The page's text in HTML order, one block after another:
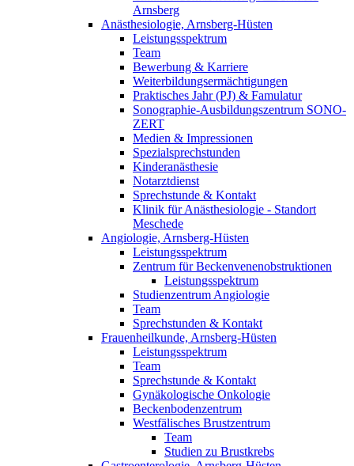
Arnsberg
Anästhesiologie, Arnsberg-Hüsten
Leistungsspektrum
Team
Bewerbung & Karriere
Weiterbildungsermächtigungen
Praktisches Jahr (PJ) & Famulatur
Sonographie-Ausbildungszentrum SONO-
ZERT
Medien & Impressionen
Spezialsprechstunden
Kinderanästhesie
Notarztdienst
Sprechstunde & Kontakt
Klinik für Anästhesiologie - Standort
Meschede
Angiologie, Arnsberg-Hüsten
Leistungsspektrum
Zentrum für Beckenvenenobstruktionen
Leistungsspektrum
Studienzentrum Angiologie
Team
Sprechstunden & Kontakt
Frauenheilkunde, Arnsberg-Hüsten
Leistungsspektrum
Team
Sprechstunde & Kontakt
Gynäkologische Onkologie
Beckenbodenzentrum
Westfälisches Brustzentrum
Team
Studien zu Brustkrebs